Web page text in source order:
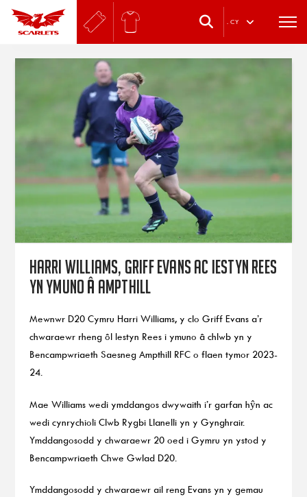
. CY
Harri Williams, Griff Evans ac Iestyn Rees
yn ymuno â Ampthill
Mewnwr D20 Cymru Harri Williams, y clo Griff Evans a’r
chwaraewr rheng ôl Iestyn Rees i ymuno â chlwb yn y
Bencampwriaeth Saesneg Ampthill RFC o flaen tymor 2023-
24.
Mae Williams wedi ymddangos dwywaith i’r garfan hŷn ac
wedi cynrychioli Clwb Rygbi Llanelli yn y Gynghrair.
Ymddangosodd y chwaraewr 20 oed i Gymru yn ystod y
Bencampwriaeth Chwe Gwlad D20.
Ymddangosodd y chwaraewr ail reng Evans yn y gemau